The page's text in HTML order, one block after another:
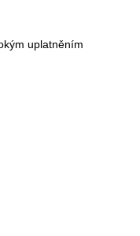
uplatněním